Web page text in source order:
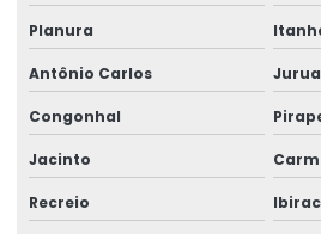
Planura
Antônio Carlos
Congonhal
Jacinto
Recreio